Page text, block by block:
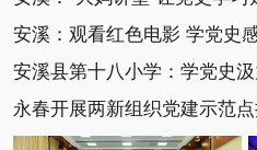
安溪：观看红色电影 学党史
永春开展两新组织党建示范